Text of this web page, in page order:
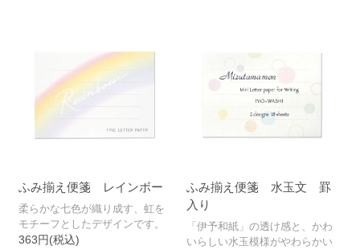
ふみ揃え便箋 レインボー
柔らかな七色が織り成す、虹を
モチーフとしたデザインです。
363円(税込)
ふみ揃え便箋 水玉文 罫
入り
「伊予和紙」の透け感と、かわ
いらしい水玉模様がやわらかい